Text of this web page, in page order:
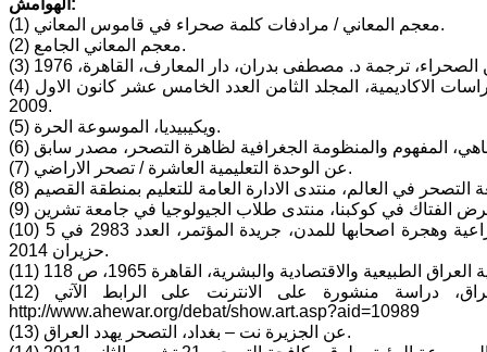
(1) معجم المعاني / مرادفات كلمة صحراء في قاموس المعاني.
(2) معجم المعاني الجامع.
(4) علي غليس ناهي، المفهوم والمنظومة الجغرافية لظاهرة التصحر، مجلة ميسان للدراسات الاكاديمية، المجلد الثامن العدد الخامس عشر كانون الاول
2009.
(5) ويكيبيديا، الموسوعة الحرة.
(7) عن الوحدة التعليمية العاشرة / تصحر الاراضي.
(10) ىطالب العنزي، التصحر في العراق تسبب بفقدان 100 ألف دونم من الاراضي الزراعية وهجرة اصحابها للمدن، جريدة المؤتمر، العدد 2983 في 5
حزيران 2014.
(12) د. هاشم نعمة، مشكلة التصحر وابعادها الاقتصادية والاجتماعية في العراق، دراسة منشورة على الانترنت على الرابط الآتي:
http://www.ahewar.org/debat/show.art.asp?aid=10989
(13) عن الجزيرة نت – بغداد، التصحر يهدد العراق.